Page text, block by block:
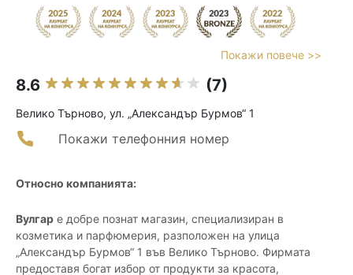
Покажи повече >>
8.6 (7)
Велико Търново, ул. „Александър Бурмов“ 1
Покажи телефонния номер
Относно компанията:
Вулгар е добре познат магазин, специализиран в
козметика и парфюмерия, разположен на улица
„Александър Бурмов“ 1 във Велико Търново. Фирмата
предоставя богат избор от продукти за красота,